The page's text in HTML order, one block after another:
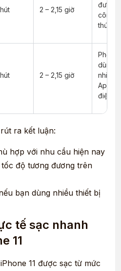
2 – 2,15 giờ
được
công
thức
2 – 2,15 giờ
Phổ
dùng
nhiều
Apple,
điện
ra kết luận:
hợp với nhu cầu hiện nay
độ tương đương trên
bạn dùng nhiều thiết bị
tế sạc nhanh
11
11 được sạc từ mức